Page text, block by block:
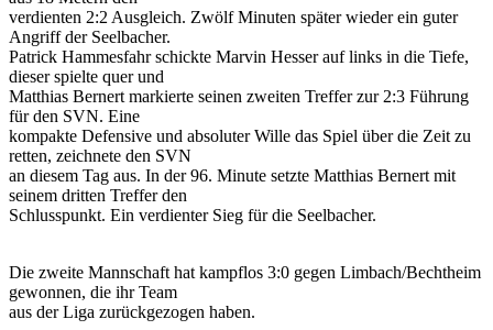
verdienten 2:2 Ausgleich. Zwölf Minuten später wieder ein guter
Angriff der Seelbacher.
Patrick Hammesfahr schickte Marvin Hesser auf links in die Tiefe,
dieser spielte quer und
Matthias Bernert markierte seinen zweiten Treffer zur 2:3 Führung
für den SVN. Eine
kompakte Defensive und absoluter Wille das Spiel über die Zeit zu
retten, zeichnete den SVN
an diesem Tag aus. In der 96. Minute setzte Matthias Bernert mit
seinem dritten Treffer den
Schlusspunkt. Ein verdienter Sieg für die Seelbacher.
Die zweite Mannschaft hat kampflos 3:0 gegen Limbach/Bechtheim
gewonnen, die ihr Team
aus der Liga zurückgezogen haben.